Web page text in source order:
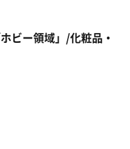
ビー領域」/化粧品・